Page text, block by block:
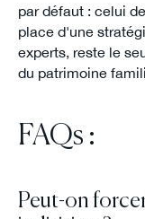
par défaut : celui
place d'une
experts, reste le
du patrimoine
FAQs :
Peut-on